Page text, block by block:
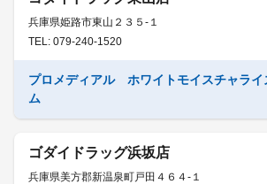
兵庫県姫路市東山２３５-１
TEL: 079-240-1520
プロメディアル ホワイトモイスチャライ
ム
ゴダイドラッグ浜坂店
兵庫県美方郡新温泉町戸田４６４-１